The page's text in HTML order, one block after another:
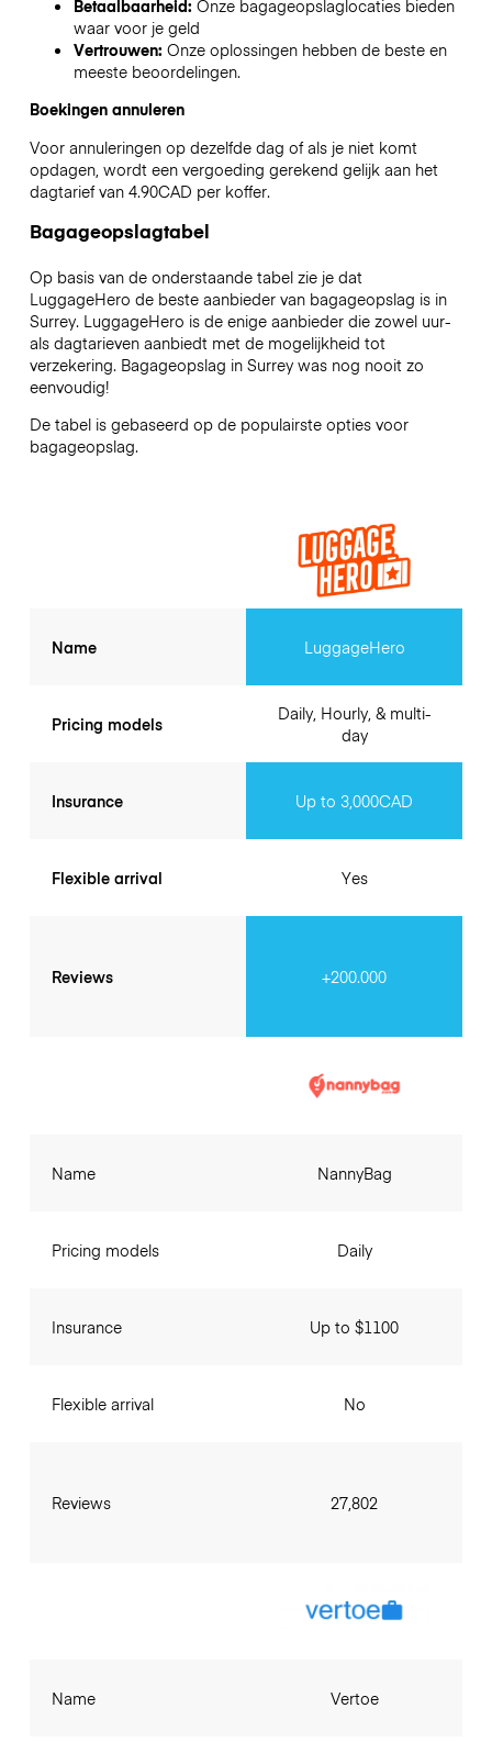
Betaalbaarheid: Onze bagageopslaglocaties bieden
waar voor je geld
Vertrouwen: Onze oplossingen hebben de beste en
meeste beoordelingen.
Boekingen annuleren
Voor annuleringen op dezelfde dag of als je niet komt
opdagen, wordt een vergoeding gerekend gelijk aan het
dagtarief van 4.90CAD per koffer.
Bagageopslagtabel
Op basis van de onderstaande tabel zie je dat
LuggageHero de beste aanbieder van bagageopslag is in
Surrey. LuggageHero is de enige aanbieder die zowel uur-
als dagtarieven aanbiedt met de mogelijkheid tot
verzekering. Bagageopslag in Surreywas nog nooit zo
eenvoudig!
De tabel is gebaseerd op de populairste opties voor
bagageopslag.
Name
Pricing models
Insurance
Flexible arrival
Reviews
LuggageHero
Daily, Hourly, & multi-
day
Up to 3,000CAD
Yes
+200.000
Name
Pricing models
Insurance
Flexible arrival
Reviews
NannyBag
Daily
Up to $1100
No
27,802
Name Vertoe